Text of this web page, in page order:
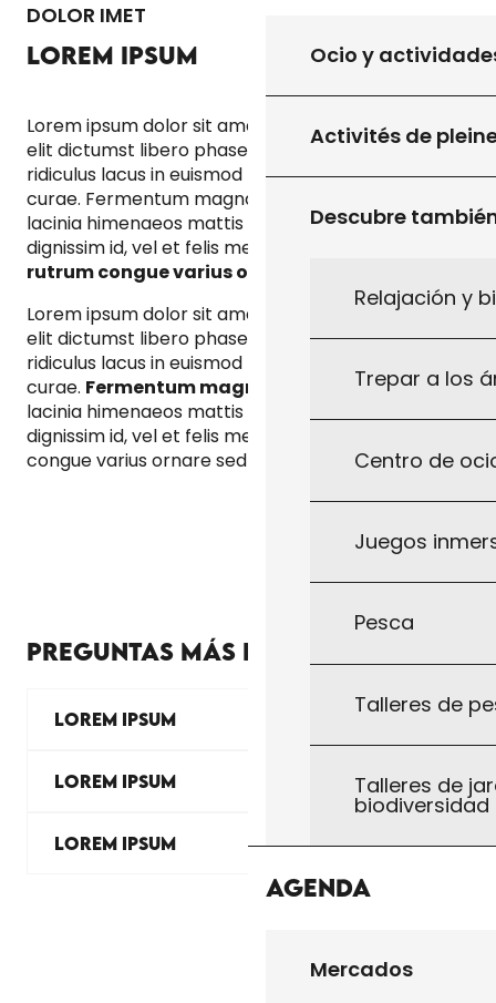
Ocio y
Activités de
Descubre
Relajación y
Trepar a los
Centro de
Juegos
Pesca
Talleres de
Talleres de
biodiversidad
Agenda
Mercados
DOLOR IMET
LOREM IPSUM
Lorem ipsum dolor sit amet consectetur adipiscing
elit dictumst libero phasellus porttitor, fusce
ridiculus lacus in euismod mollis platea maecenas
curae. Fermentum magna tristique sollicitudin
lacinia himenaeos mattis at molestie curabitur
dignissim id, vel et felis metus
rutrum congue varius ornare
Lorem ipsum dolor sit amet consectetur adipiscing
elit dictumst libero phasellus porttitor, fusce
ridiculus lacus in euismod mollis platea maecenas
curae. Fermentum magna tristique sollicitudin
lacinia himenaeos mattis at molestie curabitur
dignissim id, vel et felis metus fames morbi rutrum
congue varius ornare sed
PREGUNTAS MÁS FRECUENTES
LOREM IPSUM
LOREM IPSUM
LOREM IPSUM